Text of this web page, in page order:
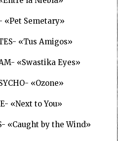
«Pet Semetary»
«Tus Amigos»
«Swastika Eyes»
«Ozone»
«Next to You»
«Caught by the Wind»